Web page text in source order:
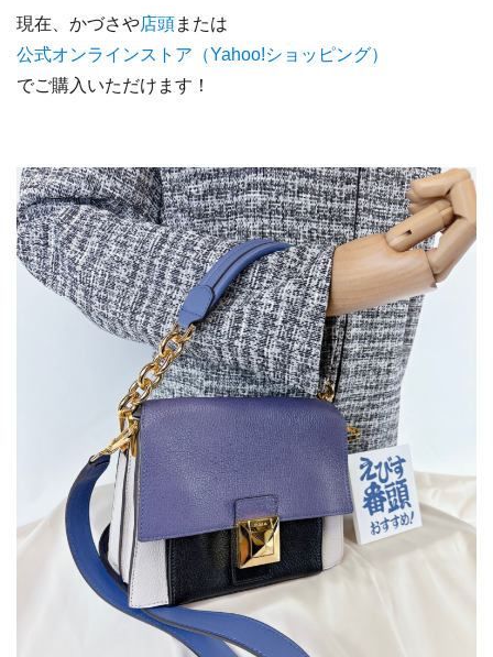
現在、かづさや店頭または
公式オンラインストア（Yahoo!ショッピング）
でご購入いただけます！